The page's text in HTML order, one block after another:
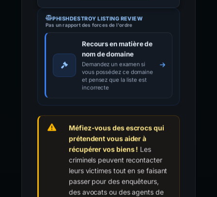
PHISHDESTROY LISTING REVIEW
Pas un rapport des forces de l'ordre
Recours en matière de
nom de domaine
Demandez un examen si
vous possédez ce domaine
et pensez que la liste est
incorrecte
Méfiez-vous des escrocs qui
prétendent vous aider à
récupérer vos biens ! Les
criminels peuvent recontacter
leurs victimes tout en se faisant
passer pour des enquêteurs,
des avocats ou des agents de